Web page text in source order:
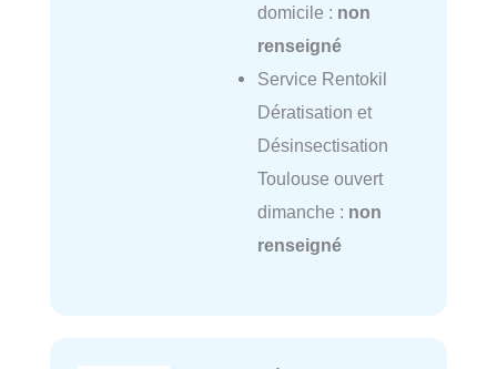
domicile : non
renseigné
Service Rentokil
Dératisation et
Désinsectisation
Toulouse ouvert
dimanche : non
renseigné